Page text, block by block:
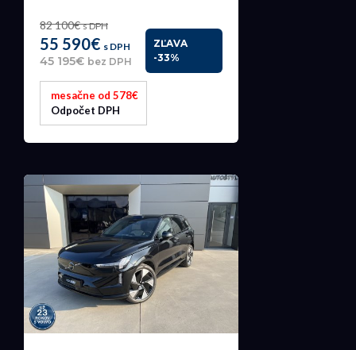
82 100€s DPH
55 590€ s DPH
45 195€ bez DPH
ZĽAVA
-33%
mesačne od 578€
Odpočet DPH